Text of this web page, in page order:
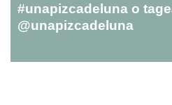
#unapizcadeluna o
@unapizcadeluna